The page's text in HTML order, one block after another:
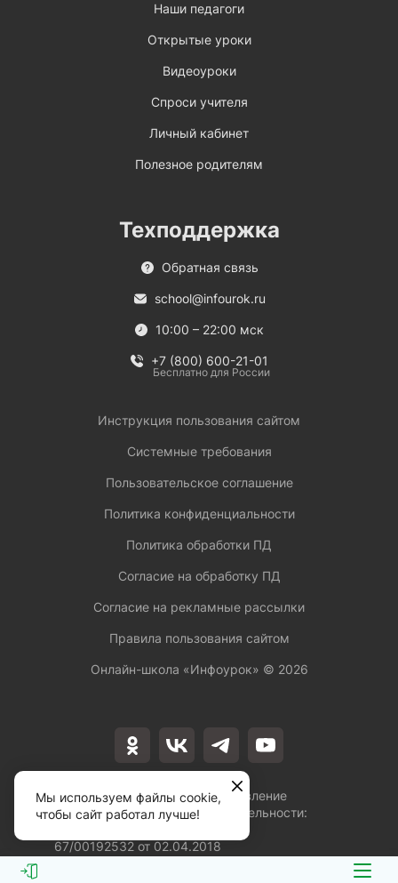
Лицензия на осуществление
образовательной деятельности:
67/00192532 от 02.04.2018
Наши педагоги
Открытые уроки
Видеоуроки
Спроси учителя
Личный кабинет
Полезное родителям
Техподдержка
Обратная связь
school@infourok.ru
10:00 – 22:00 мск
+7 (800) 600-21-01
Бесплатно для России
Инструкция пользования сайтом
Системные требования
Пользовательское соглашение
Политика конфиденциальности
Политика обработки ПД
Согласие на обработку ПД
Согласие на рекламные рассылки
Правила пользования сайтом
Онлайн-школа «Инфоурок» © 2026
Мы используем файлы cookie,
чтобы сайт работал лучше!